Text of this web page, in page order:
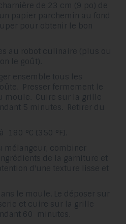
de 23 cm (9 po) de
papier parchemin au fond
pour obtenir le bon
au robot culinaire (plus ou
le goût).
ensemble tous les
Presser fermement le
moule. Cuire sur la grille
5 minutes. Retirer du
180 °C (350 °F).
mélangeur, combiner
de la garniture et
d'une texture lisse et
le moule. Le déposer sur
et cuire sur la grille
60 minutes.